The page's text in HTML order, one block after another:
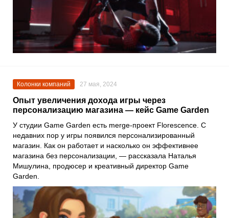
Колонки компаний 27 мая, 2024
Опыт увеличения дохода игры через
персонализацию магазина — кейс Game Garden
У студии Game Garden есть merge-проект Florescence. С
недавних пор у игры появился персонализированный
магазин. Как он работает и насколько он эффективнее
магазина без персонализации, — рассказала Наталья
Мишулина, продюсер и креативный директор Game
Garden.